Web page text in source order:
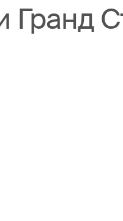
Гранд